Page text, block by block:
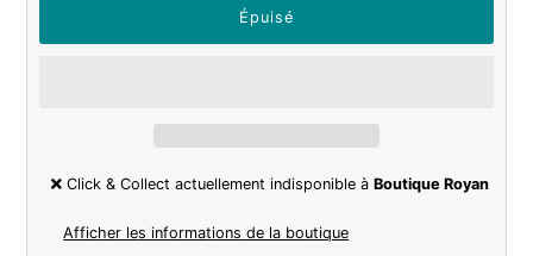
Click & Collect actuellement indisponible àBoutique Royan
Afficher les informations de la boutique